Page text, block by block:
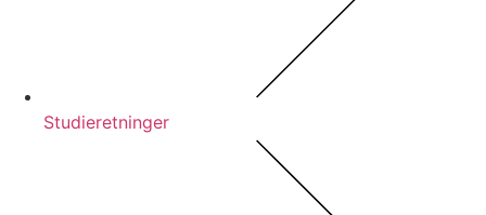
Studieretninger